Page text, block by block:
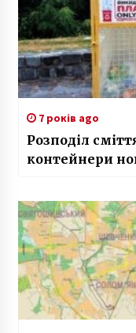
7 років ago
Розподіл
контейнери